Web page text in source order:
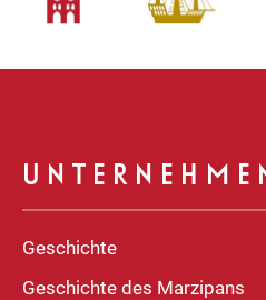
Geschichte
Geschichte des Marzipans